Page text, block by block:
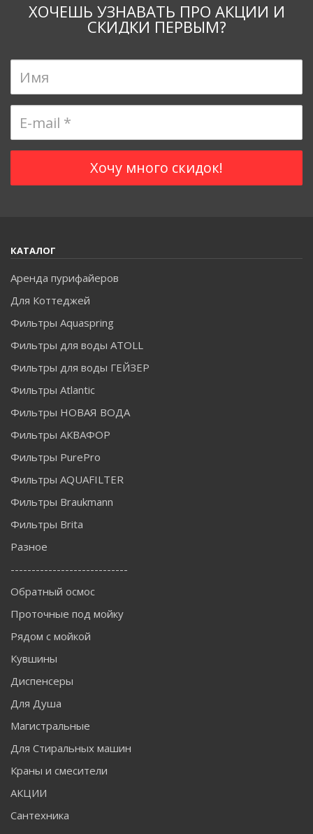
ХОЧЕШЬ УЗНАВАТЬ ПРО АКЦИИ И
СКИДКИ ПЕРВЫМ?
КАТАЛОГ
Аренда пурифайеров
Для Коттеджей
Фильтры Aquaspring
Фильтры для воды ATOLL
Фильтры для воды ГЕЙЗЕР
Фильтры Atlantic
Фильтры НОВАЯ ВОДА
Фильтры АКВАФОР
Фильтры PurePro
Фильтры AQUAFILTER
Фильтры Braukmann
Фильтры Brita
Разное
----------------------------
Обратный осмос
Проточные под мойку
Рядом с мойкой
Кувшины
Диспенсеры
Для Душа
Магистральные
Для Стиральных машин
Краны и смесители
АКЦИИ
Сантехника